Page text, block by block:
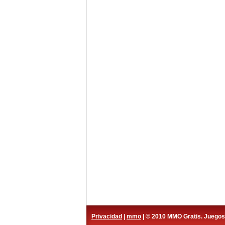
Privacidad mmo | © 2010 MMO Gratis.